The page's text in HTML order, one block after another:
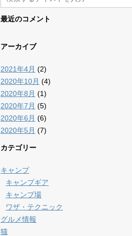
最近のコメント
アーカイブ
2021年4月 (2)
2020年10月 (4)
2020年8月 (1)
2020年7月 (5)
2020年6月 (6)
2020年5月 (7)
カテゴリー
キャンプ
キャンプギア
キャンプ場
ワザ・テクニック
グルメ情報
猫